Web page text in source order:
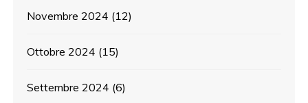
Novembre 2024 (12)
Ottobre 2024 (15)
Settembre 2024 (6)